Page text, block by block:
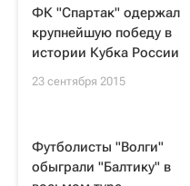
ФК "Спартак" одержал
крупнейшую победу в
истории Кубка России
23 сентября 2015
Футболисты "Волги"
обыграли "Балтику" в